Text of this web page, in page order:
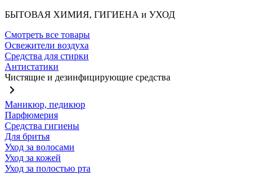
БЫТОВАЯ ХИМИЯ, ГИГИЕНА и УХОД
Смотреть все товары
Освежители воздуха
Средства для стирки
Антистатики
Чистящие и дезинфицирующие средства
Маникюр, педикюр
Парфюмерия
Средства гигиены
Для бритья
Уход за волосами
Уход за кожей
Уход за полостью рта